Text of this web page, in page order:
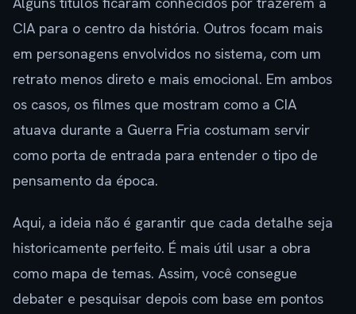
CIA para o centro da história. Outros focam mais
em personagens envolvidos no sistema, com um
retrato menos direto e mais emocional. Em ambos
os casos, os filmes que mostram como a CIA
atuava durante a Guerra Fria costumam servir
como porta de entrada para entender o tipo de
pensamento da época.
Aqui, a ideia não é garantir que cada detalhe seja
historicamente perfeito. É mais útil usar a obra
como mapa de temas. Assim, você consegue
debater e pesquisar depois com base em pontos